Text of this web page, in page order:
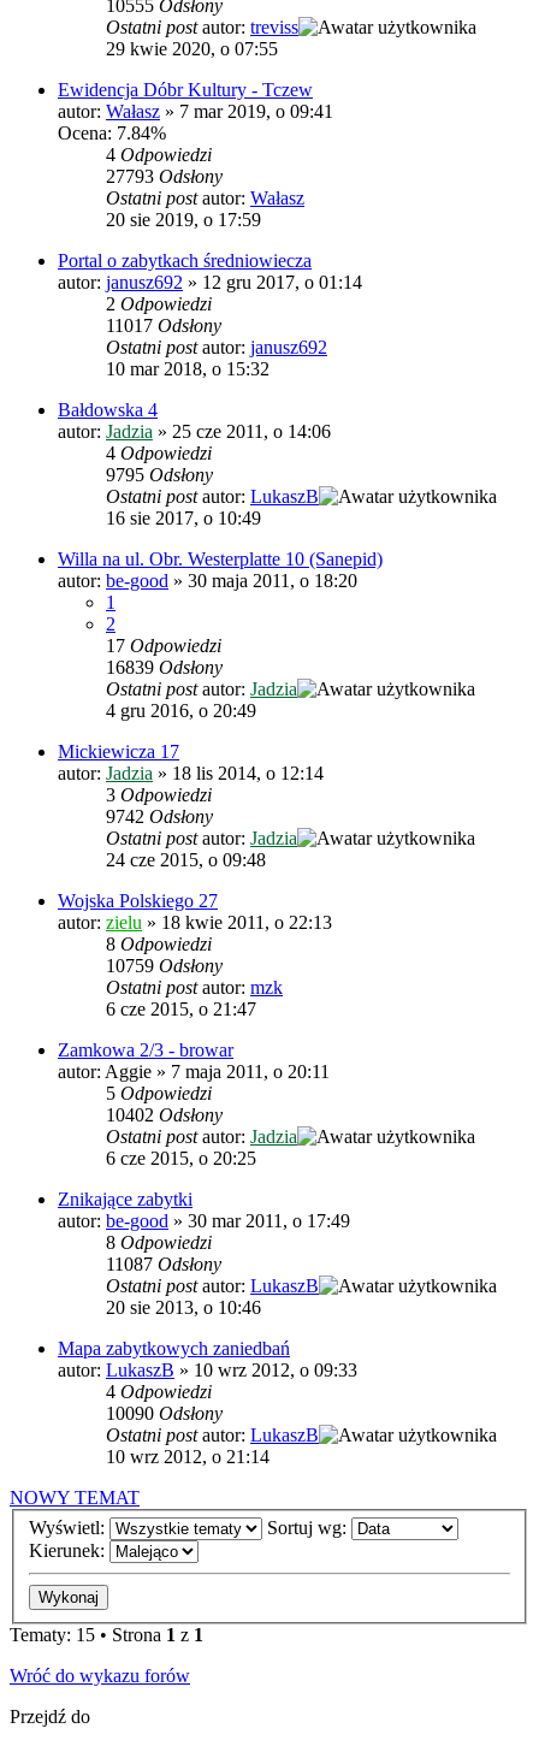
10555 Odsłony
Ostatni postautor: treviss
29 kwie 2020, o 07:55
Ewidencja Dóbr Kultury - Tczew
autor: Wałasz » 7 mar 2019, o 09:41
Ocena: 7.84%
4 Odpowiedzi
27793 Odsłony
Ostatni postautor: Wałasz
20 sie 2019, o 17:59
Portal o zabytkach średniowiecza
autor: janusz692 » 12 gru 2017, o 01:14
2 Odpowiedzi
11017 Odsłony
Ostatni postautor: janusz692
10 mar 2018, o 15:32
Bałdowska 4
autor: Jadzia » 25 cze 2011, o 14:06
4 Odpowiedzi
9795 Odsłony
Ostatni postautor: LukaszB
16 sie 2017, o 10:49
Willa na ul. Obr. Westerplatte 10 (Sanepid)
autor: be-good » 30 maja 2011, o 18:20
1
2
17 Odpowiedzi
16839 Odsłony
Ostatni postautor: Jadzia
4 gru 2016, o 20:49
Mickiewicza 17
autor: Jadzia » 18 lis 2014, o 12:14
3 Odpowiedzi
9742 Odsłony
Ostatni postautor: Jadzia
24 cze 2015, o 09:48
Wojska Polskiego 27
autor: zielu » 18 kwie 2011, o 22:13
8 Odpowiedzi
10759 Odsłony
Ostatni postautor: mzk
6 cze 2015, o 21:47
Zamkowa 2/3 - browar
autor: Aggie » 7 maja 2011, o 20:11
5 Odpowiedzi
10402 Odsłony
Ostatni postautor: Jadzia
6 cze 2015, o 20:25
Znikające zabytki
autor: be-good » 30 mar 2011, o 17:49
8 Odpowiedzi
11087 Odsłony
Ostatni postautor: LukaszB
20 sie 2013, o 10:46
Mapa zabytkowych zaniedbań
autor: LukaszB » 10 wrz 2012, o 09:33
4 Odpowiedzi
10090 Odsłony
Ostatni postautor: LukaszB
10 wrz 2012, o 21:14
NOWY TEMAT
Wyświetl:
Sortuj wg:
Kierunek:
Tematy: 15 • Strona 1 z 1
Wróć do wykazu forów
Przejdź do